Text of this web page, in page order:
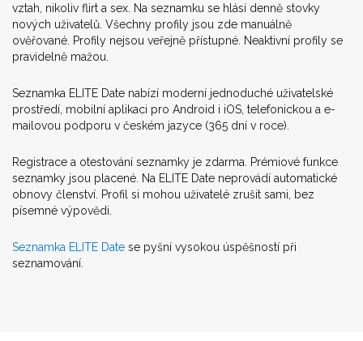
vztah, nikoliv flirt a sex. Na seznamku se hlásí denně stovky
nových uživatelů. Všechny profily jsou zde manuálně
ověřované. Profily nejsou veřejně přístupné. Neaktivní profily se
pravidelně mažou.
Seznamka ELITE Date nabízí moderní jednoduché uživatelské
prostředí, mobilní aplikaci pro Android i iOS, telefonickou a e-
mailovou podporu v českém jazyce (365 dní v roce).
Registrace a otestování seznamky je zdarma. Prémiové funkce
seznamky jsou placené. Na ELITE Date neprovádí automatické
obnovy členství. Profil si mohou uživatelé zrušit sami, bez
písemné výpovědi.
Seznamka ELITE Date se pyšní vysokou úspěšností při
seznamování.